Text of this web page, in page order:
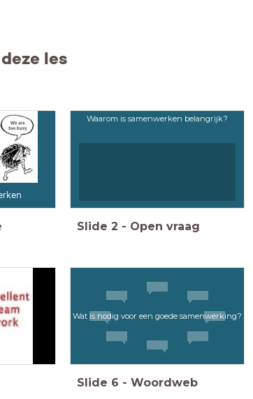
les
Waarom is samenwerken belangrijk?
Slide 2 - Open vraag
Wat is nodig voor een goede samenwerking?
Slide 6 - Woordweb